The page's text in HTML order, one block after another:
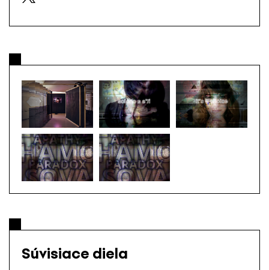
Súvisiace diela